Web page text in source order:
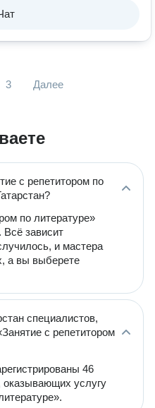
3 Далее
с репетитором по
по литературе»
Всё зависит
и мастера
а вы выберете
специалистов,
с репетитором
46
оказывающих услугу